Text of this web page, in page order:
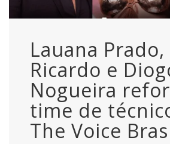
Lauana
Ricardo e
Nogueira
time de
The Voice